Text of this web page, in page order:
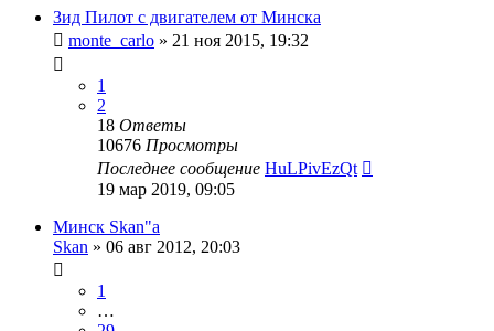
Зид Пилот с двигателем от Минска
monte_carlo » 21 ноя 2015, 19:32
1
2
18 Ответы
10676 Просмотры
Последнее сообщение HuLPivEzQt
19 мар 2019, 09:05
Минск Skan"a
Skan » 06 авг 2012, 20:03
1
…